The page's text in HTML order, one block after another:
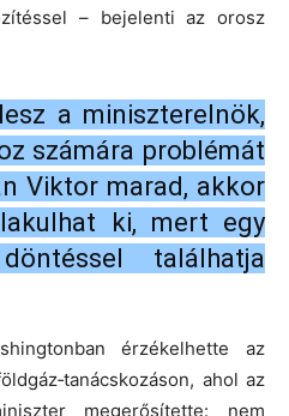
– bejelenti az orosz
a miniszterelnök,
számára problémát
Viktor marad, akkor
ki, mert egy
találhatja
érzékelhette az
ahol az
megerősítette: nem